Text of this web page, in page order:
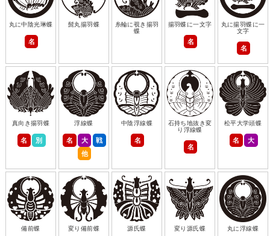
丸に中陰光琳蝶
名
髭丸揚羽蝶
糸輪に覗き揚羽
蝶
揚羽蝶に一文字
名
丸に揚羽蝶に一
文字
名
真向き揚羽蝶
名 別
浮線蝶
名 大
戦
他
中陰浮線蝶
名
石持ち地抜き変
り浮線蝶
名
松平大学頭蝶
名 大
備前蝶 変り備前蝶 源氏蝶 変り源氏蝶 丸に浮線蝶